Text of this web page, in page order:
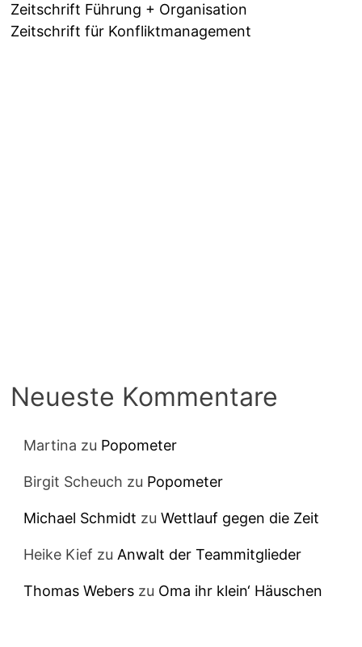
Zeitschrift Führung + Organisation
Zeitschrift für Konfliktmanagement
Neueste Kommentare
Martina zu Popometer
Birgit Scheuch zu Popometer
Michael Schmidt zuWettlauf gegen die Zeit
Heike Kief zu Anwalt der Teammitglieder
Thomas Webers zu Oma ihr klein‘ Häuschen